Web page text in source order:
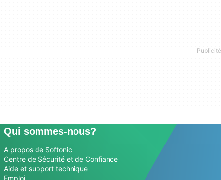
Qui sommes-nous?
A propos de Softonic
Centre de Sécurité et de Confiance
Aide et support technique
Emploi